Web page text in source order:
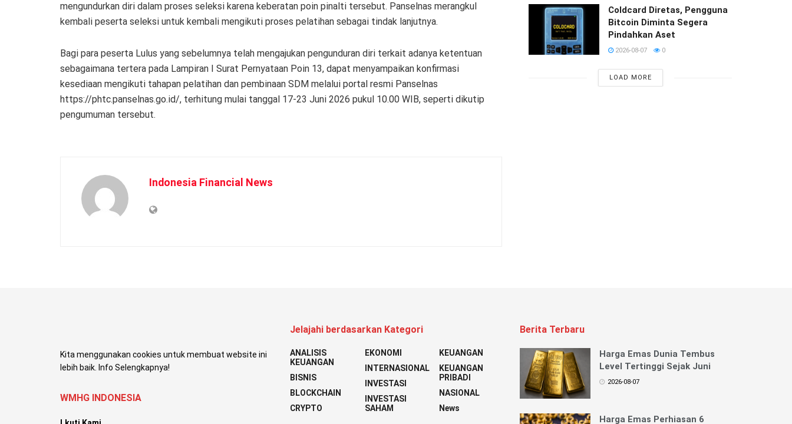
mengundurkan diri dalam proses seleksi karena keberatan poin pinalti tersebut. Panselnas merangkul
kembali peserta seleksi untuk kembali mengikuti proses pelatihan sebagai tindak lanjutnya.
Bagi para peserta Lulus yang sebelumnya telah mengajukan pengunduran diri terkait adanya ketentuan
sebagaimana tertera pada Lampiran I Surat Pernyataan Poin 13, dapat menyampaikan konfirmasi
kesediaan mengikuti tahapan pelatihan dan pembinaan SDM melalui portal resmi Panselnas
https://phtc.panselnas.go.id/, terhitung mulai tanggal 17-23 Juni 2026 pukul 10.00 WIB, seperti dikutip
pengumuman tersebut.
Indonesia Financial News
Coldcard Diretas, Pengguna
Bitcoin Diminta Segera
Pindahkan Aset
2026-08-07 0
LOAD MORE
Kita menggunakan cookies untuk membuat website ini
lebih baik. Info Selengkapnya!
WMHG INDONESIA
Jelajahi berdasarkan Kategori
ANALISIS
KEUANGAN
BISNIS
BLOCKCHAIN
CRYPTO
EKONOMI
INTERNASIONAL
INVESTASI
INVESTASI
SAHAM
KEUANGAN
KEUANGAN
PRIBADI
NASIONAL
News
Berita Terbaru
Harga Emas Dunia Tembus
Level Tertinggi Sejak Juni
2026-08-07
Harga Emas Perhiasan 6